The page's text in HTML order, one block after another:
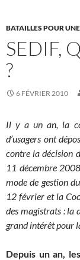
BATAILLES POUR
SEDIF,
?
6 FÉVRIER 2010
Il y a un an, la
d’usagers ont
contre la décision
11 décembre
mode de gestion
12 février et la
des magistrats : la
grand intérêt pour
Depuis un an,